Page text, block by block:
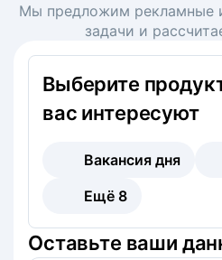
Мы предложим рекламные
задачи и
Выберите
вас интересуют
Вакансия дня
Ещё 8
Оставьте ваши